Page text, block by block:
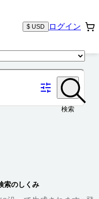
$ USD ログイン
検索
索のしくみ